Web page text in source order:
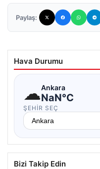
Paylaş:
Hava Durumu
☁Ankara
NaN°C
ŞEHIR SEÇ
Bizi Takip Edin